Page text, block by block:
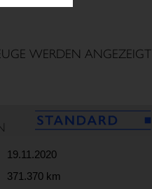
WERDEN ANGEZEIGT
19.11.2020
371.370 km